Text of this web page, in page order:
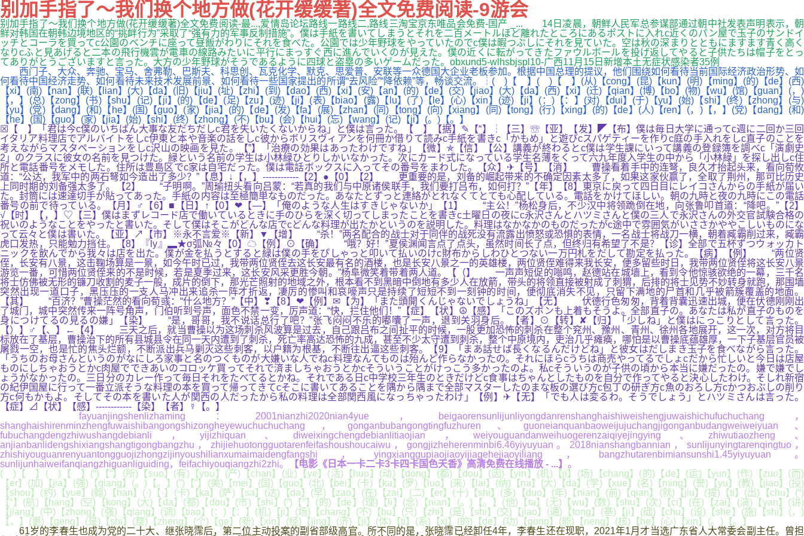
别加手指了～我们换个地方做(花开缓缓著)全文免费阅读-9游会
别加手指了～我们换个地方做(花开缓缓著)全文免费阅读-最...,爱情岛论坛路线一路线二,路线三淘宝京东唯品会免费-国产 _... 14日凌晨，朝鲜人民军总参谋部通过朝中社发表声明表示，朝
鲜对韩国在朝韩边境地区的“挑衅行为”采取了“强有力的军事反制措施”。僕は手紙を書いてしまうとそれを二百メートルほど離れたところにあるポストに入れc近くのパン屋で玉子のサンドイ
ッチとコーラを買ってc公園のベンチに座って昼飯がわりにそれを食べた。公園では少年野球をやっていたのでc僕は暇つぶしにそれを見ていた。空は秋の深まりとともにますます青く高く
なりcふと見あげると二本の飛行機雲が電車の線路みたいに平行にまっすぐ西に進んでいくのが見えた。僕の近くに転がってきたファウルボールを投げ返してやると子供たちは帽子をとっ
てありがとうございますと言った。大方の少年野球がそうであるように四球と盗塁の多いゲームだった。obxund5-wlhsbjspl10-广西11月15日新增本土无症状感染者35例
西门子、大众、奔驰、宝马、舍弗勒、巴斯夫、科思创、瓦克化学、默克、思爱普、安联等一众德国大企业老板参加。根据中国总理的提议，他们围绕如何看待当前国际经济政治形势、如
何看待中国经济走势、如何看待未来技术发展前景、如何看待一些国家提出的所谓“去风险”“降依赖”等，畅谈交流。┆( )【 】( )【 】(从)【cong】(昆)【kun】(明)【ming】(的)【de】(西)
【xi】(南)【nan】(联)【lian】(大)【da】(旧)【jiu】(址)【zhi】(到)【dao】(西)【xi】(安)【an】(的)【de】(交)【jiao】(大)【da】(西)【xi】(迁)【qian】(博)【bo】(物)【wu】(馆)【guan】(，)
【，】(总)【zong】(书)【shu】(记)【ji】(的)【de】(足)【zu】(迹)【ji】(表)【biao】(露)【lu】(了)【le】(心)【xin】(迹)【ji】(：)【：】(对)【dui】(于)【yu】(始)【shi】(终)【zhong】(与)
【yu】(党)【dang】(和)【he】(国)【guo】(家)【jia】(的)【de】(发)【fa】(展)【zhan】(同)【tong】(向)【xiang】(同)【tong】(行)【xing】(的)【de】(人)【ren】(，)【，】(党)【dang】(和)
【he】(国)【guo】(家)【jia】(始)【shi】(终)【zhong】(不)【bu】(会)【hui】(忘)【wang】(记)【ji】(。)【。】
☒【 】「君は今c僕のいちばん大事な友だちだしc君を失いたくないからね」と僕は言った。【 】【据】✎【“】┆【三】☏【亚】【发】◤【布】僕は毎日大学に通ってc週に二回か三回
イタリア料理店でアルバイトをしc伊東と本や音楽の話をしc彼からボリスヴィアンを何冊か借りて読みc手紙を書きc「かもめ」と遊びcスパゲティーを作りc庭の手入れをしc直子のことを
考えながらマスタペーションをしc沢山の映画を見た。【”】「治療の効果はあったわけですね」【微】✯【信】【公】講義が終わるとc僕は学生課にいって講義の登録簿を調べc「演劇史
2」のクラスに彼女の名前を見つけた。緑という名前の学生は小林緑ひとりしかいなかった。次にカード式になっている学生名薄をくって六九年度入学生の中から「小林緑」を探し出しc住
所と電話番号をメモした。住所は豊島区でc家は自宅だった。僕は電話ボックスに入ってその番号をまわした。【众】✈【号】【消】 曹操看着手中的连弩，良久才抬起头来，看向荀攸
道：“公达，我军中的两石弩如今造出了多少？”【息】↓【，】------------【2】●【0】【2】 更重要的是，刘备的崛起带来的不确定因素太多了，如果这家伙赢了，全取了荆州，那可比历史
上同时期的刘备强太多了。【2】 “子明啊。”周瑜扭头看向吕蒙：“若真的我们与中原诸侯联手，我们要打吕布，如何打？”【年】【8】東京に戻って四日目にレイコさんからの手紙が届い
た。封筒には速達切手が貼ってあった。手紙の内容は至極簡単なものだった。あなたとずっと連絡がとれなくてとても心配している。電話をかけてほしい。朝の九時と夜の九時にこの電話
番号の前で待っている。【月】♂【6】■【日】↑【0】❤【—】「俺のような人生はすきじゃないか」【1】 “主公！”杨松身后，不少汉中将领跪倒在地，向张鲁叩首道：“降吧。”【2】
√【时】【，】♡【三】僕はまずレコード店で働いているときに手のひらを深く切ってしまったことを書きc土曜日の夜にc永沢さんとハツミさんと僕の三人で永沢さんの外交官試験合格の
祝いのようなことをやったと書いた。そして僕はそこがどんな店でcどんな料理が出たかというのを説明した。料理はなかなかのものだったがc途中で雰囲気がいささかややこしいものにな
って云々と僕は書いた。【亚】↗【市】※永不言爱※【新】▼【增】 “杀！”两名配合的战士对于同伴的战死没有流露出愤怒或恐惧的表情，一名战士将战刀一横，朝着臧霸削过来，臧霸
虎口发热，只能勉力挡住。【8】『ly』▂★σ弧№々【0】☁【例】⊙【确】 “哦？好！”夏侯渊闻言点了点头，虽然时间长了点，但终归有希望了不是？【诊】全部で五杯ずつウォッカト
ニックを飲んでから我々は店を出た。僕が金を払うとすると緑は僕の手をぴしゃっと叩いて払いのけc財布からしわひとつない一万円札をだして勘定を払った。【病】【例】 “两位贤
侄，长安有八景，这击鞠场算是一景，如今午时已过，我带两位贤侄去这长安最有名的酒楼，也是长安八景之一的英雄楼，两位贤侄难得来我长安，便多留些时日，我带两位贤侄将这长安八景
游览一番，可惜两位贤侄来的不是时候，若是夏季过来，这长安风采更胜今朝。”杨阜微笑着带着两人道。【（】 一声声短促的嗡鸣，赵德站在城墙上，看到令他惊骇欲绝的一幕，三千名
将士仿佛被无形的镰刀收割的麦子一般，成片的倒下，那光芒照射的地域之外，根本看不到黑暗中倒地有多少人在放箭，带头的将领直接被射成了刺猬，后排的将士见势不妙转身就跑，那围墙
突然出现一道口子，黑压压的一支人马冲出来追杀一阵才折返，凄厉的惨叫和哀嚎声只是持续了短短不到一刻钟的时间，便彻底消失不见，只留下满地的尸首和几乎被箭簇覆盖的地面。
【其】 “百济？”曹操茫然的看向荀彧：“什么地方？”【中】❣【8】❤【例】✉【为】「また頭開くんじゃないでしょうね」【无】 伏德行色匆匆，背着背囊迅速出城，便在伏德刚刚出
了城门，城中突然传来一阵号角声，门伯听到号声，面色不禁一变，厉声道：“快，拦住他们！”【症】【状】☮【感】「このズボンも上着もそうよ。全部直子の。あなたは私が直子のものを
身につけてるの見るの嫌」【染】 “是，哥哥，我不说话总行了吧？”张飞闷闷不乐的嘟囔了一声，退到关羽身后。【者】⊙【转】✘【归】「少しね」と僕はにっこりとして言った。
【）】♂【、】←【4】 三天之后，就当曹操以为这场刺杀风波算是过去，自己跟吕布之间扯平的时候，一股更加恐怖的刺杀在整个兖州、豫州、青州、徐州各地展开，这一次，对方将目
标放在了基层，曹操治下的所有县城县令在同一天内遭到了刺杀，死亡率高达恐怖的九成，甚至不少太守遭到刺杀，整个中原境内，吏治几乎瘫痪，哪怕是以曹操底蕴雄厚，一下子基层官员被
屠戮一空，也是忙的焦头烂额，不断派出兵马剿灭这些刺客，以户籍为根基，不断往出逼这些刺客。【9】「まあ話せば長くなるんだけどね」と彼女はだしまき玉子を食べながら言った。
「うちのお母さんというのがなにしろ家事と名のつくものが大嫌いな人でねc料理なんてものは殆んど作らなかったの。それにほらcうちは商売やってるでしょcだから忙しいと今日は店屋
ものにしちゃおうとかc肉屋でできあいのコロッケ買ってそれで済ましちゃおうとかcそういうことがけっこう多かったのよ。私cそういうのが子供の頃から本当に嫌だったの。嫌で嫌でし
ょうがなかったの。三日分のカレー作って毎日それをたべてるとかね。それである日c中学校三年生のときだけどc食事はちゃんとしたものを自分で作ってやると決心したわけ。そしれ新宿
の紀伊国屋に行って一番立派そうな料理の本を買って帰ってきてcそこに書いてあることを隅から隅まで全部マスターしたのまな板の選び方c包丁の研ぎ方c魚のおろし方cかつおぶしの削り
方c何もかもよ。そしてその本を書いた人が関西の人だったから私の料理は全部関西風になっちゃったわけ」【例】✈【无】「でも人は変るわ。そうでしょう」とハツミさんは言った。
【症】⊿【状】【感】------------【染】【者】☿【。】
fayuanjingshenlizhaming：2001nianzhi2020nian4yue，beigaorensunlijunliyongdanrenshanghaishiweishengjuwaishichufuchuchang，
shanghaishirenminzhengfuwaishibangongshizongheyewuchuchuchang，gonganbubangongtingfuzhuren、guoneianquanbaoweijujuchangjigonganbudangweiweiyuan、
fubuchangdengzhiwushangdebianli，yijizhiquan、diweixingchengdebianlitiaojian，weiyouguandanweihuogerenzaiqiyejingying、zhiwutiaozheng、
anjianbanlidengshixiangshangtigongbangzhu，zhijiehuotongguotarenfeifashoushoucaiwu，gongjizheherenminbi6.46yiyuyuan。2018nianshangbannian，sunlijunyingtarenqingtuo，
zhishiyouguanrenyuantongguojizhongzijinyoushilianxumaimaidengfangshi，yingxianggupiaojiaoyijiagehejiaoyiliang，bangzhutarenbimiansunshi1.45yiyuyuan。
sunlijunhaiweifanqiangzhiguanliguiding，feifachiyouqiangzhi2zhi。
【电影《日本一卡二卡3卡四卡国色天香》高清免费在线播放 - ...】 。
( )【 】( )【 】(“)【“】(所)【suo】(有)【you】(产)【chan】(业)【ye】(活)【huo】(动)【dong】(都)【dou】(因)【yin】(机)【ji】(场)【chang】(的)【de】(运)【yun】(作)【zuo】(而)
【er】(加)【jia】(强)【qiang】(。)【。】(”)【”】(美)【mei】(国)【guo】(北)【bei】(卡)【ka】(罗)【luo】(来)【lai】(纳)【na】(大)【da】(学)【xue】(名)【ming】(誉)【yu】(教)【jiao】(授)
【shou】(约)【yue】(翰)【han】(·)【·】(卡)【ka】(萨)【sa】(达)【da】(早)【zao】(在)【zai】(二)【er】(十)【shi】(多)【duo】(年)【nian】(前)【qian】(就)【jiu】(提)【ti】(出)【chu】(“)
【“】(航)【hang】(空)【kong】(大)【da】(都)【dou】(市)【shi】(”)【”】(的)【de】(理)【li】(念)【nian】(。)【。】(他)【ta】(无)【wu】(数)【shu】(次)【ci】(在)【zai】(演)【yan】(讲)
【jiang】(中)【zhong】(强)【qiang】(调)【tiao】(：)【：】(机)【ji】(场)【chang】(不)【bu】(只)【zhi】(是)【shi】(交)【jiao】(通)【tong】(基)【ji】(础)【chu】(设)【she】(施)【shi】(，)
【，】(更)【geng】(是)【shi】(整)【zheng】(个)【ge】(新)【xin】(经)【jing】(济)【ji】(体)【ti】(系)【xi】(的)【de】(功)【gong】(能)【neng】(核)【he】(心)【xin】(。)【。】
61岁的李春生也成为党的二十大、继张晓霈后，第二位主动投案的副省部级高官。所不同的是，张晓霈已经卸任4年，李春生还在现职，2021年1月才当选广东省人大常委会副主任。曾担